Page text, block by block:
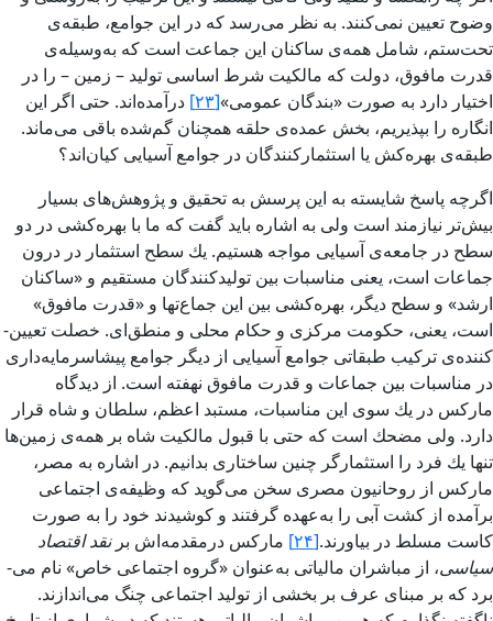
وضوح تعیین نمی‌­كنند. به نظر می­‌رسد كه در این جوامع، طبقه‌­ی
تحت‌ستم، شامل همه­‌ی ساكنان این جماعت است كه به‌وسیله‌­ی
قدرت مافوق،‌ دولت كه مالكیت شرط اساسی تولید – زمین – را در
اختیار دارد به صورت «بندگان عمومی»[۲۳]
درآمده‌­اند. حتی اگر این
انگاره را بپذیریم، بخش عمده‌­ی حلقه هم­چنان گم‌شده باقی می‌­ماند.
طبقه‌ی بهره‌­كش یا استثماركنندگان در جوامع آسیایی كیان‌اند؟
اگرچه پاسخ شایسته به این پرسش به تحقیق و پژوهش‌های بسیار
بیش‌تر نیازمند است ولی به اشاره باید گفت كه ما با بهره‌­كشی در دو
سطح در جامعه‌­ی آسیایی مواجه هستیم. یك سطح استثمار در درون
جماعات است، یعنی مناسبات بین تولیدكنندگان مستقیم و «ساكنان
ارشد» و سطح دیگر، بهر‌ه‌­كشی بین این جماع‌ت­ها و «قدرت مافوق»
است، یعنی، حكومت مركزی و حكام محلی و منطق‌­ای. خصلت تعیین‌­
كننده‌ی تركیب طبقاتی جوامع آسیایی از دیگر جوامع پیشاسرمایه‌­داری
در مناسبات بین جماعات و قدرت مافوق نهفته است. از دیدگاه
ماركس در یك سوی این مناسبات، مستبد اعظم، سلطان و شاه قرار
دارد. ولی مضحك است كه حتی با قبول مالكیت شاه بر همه‌­ی زمین‌­ها
تنها یك فرد را استثمارگر چنین ساختاری بدانیم. در اشاره به مصر،
ماركس از روحانیون مصری سخن می­‌گوید كه وظیفه‌­ی اجتماعی
برآمده از كشت آبی را به‌­عهده گرفتند و كوشیدند خود را به صورت
كاست مسلط در بیاورند.[۲۴] مارکس درمقدمه­‌اش برنقد اقتصاد
سیاسی، از مباشران مالیاتی به‌­عنوان «گروه اجتماعی خاص» نام می‌­
برد كه بر مبنای عرف بر بخشی از تولید اجتماعی چنگ می‌­اندازند.